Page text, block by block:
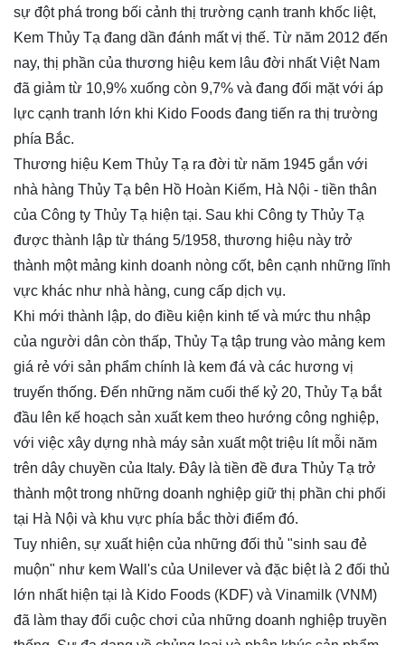
sự đột phá trong bối cảnh thị trường cạnh tranh khốc liệt,
Kem Thủy Tạ đang dần đánh mất vị thế. Từ năm 2012 đến
nay, thị phần của thương hiệu kem lâu đời nhất Việt Nam
đã giảm từ 10,9% xuống còn 9,7% và đang đối mặt với áp
lực cạnh tranh lớn khi Kido Foods đang tiến ra thị trường
phía Bắc.
Thương hiệu Kem Thủy Tạ ra đời từ năm 1945 gắn với
nhà hàng Thủy Tạ bên Hồ Hoàn Kiếm, Hà Nội - tiền thân
của Công ty Thủy Tạ hiện tại. Sau khi Công ty Thủy Tạ
được thành lập từ tháng 5/1958, thương hiệu này trở
thành một mảng kinh doanh nòng cốt, bên cạnh những lĩnh
vực khác như nhà hàng, cung cấp dịch vụ.
Khi mới thành lập, do điều kiện kinh tế và mức thu nhập
của người dân còn thấp, Thủy Tạ tập trung vào mảng kem
giá rẻ với sản phẩm chính là kem đá và các hương vị
truyến thống. Đến những năm cuối thế kỷ 20, Thủy Tạ bắt
đầu lên kế hoạch sản xuất kem theo hướng công nghiệp,
với việc xây dựng nhà máy sản xuất một triệu lít mỗi năm
trên dây chuyền của Italy. Đây là tiền đề đưa Thủy Tạ trở
thành một trong những doanh nghiệp giữ thị phần chi phối
tại Hà Nội và khu vực phía bắc thời điểm đó.
Tuy nhiên, sự xuất hiện của những đối thủ "sinh sau đẻ
muộn" như kem Wall's của Unilever và đặc biệt là 2 đối thủ
lớn nhất hiện tại là Kido Foods (KDF) và Vinamilk (VNM)
đã làm thay đổi cuộc chơi của những doanh nghiệp truyền